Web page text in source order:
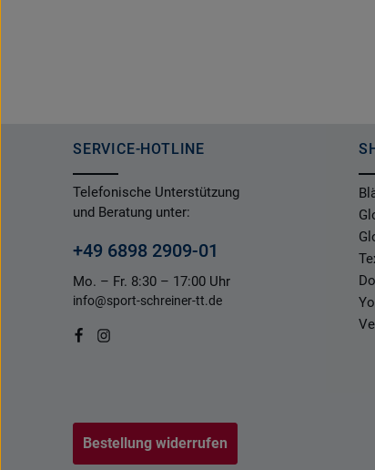
SERVICE-HOTLINE
Telefonische Unterstützung
und Beratung unter:
+49 6898 2909-01
Mo. – Fr. 8:30 – 17:00 Uhr
info@sport-schreiner-tt.de
Bestellung widerrufen